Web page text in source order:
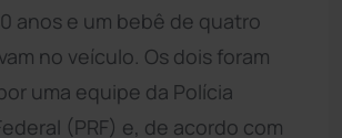
anos e um bebê de quatro
no veículo. Os dois foram
uma equipe da Polícia
(PRF) e, de acordo com